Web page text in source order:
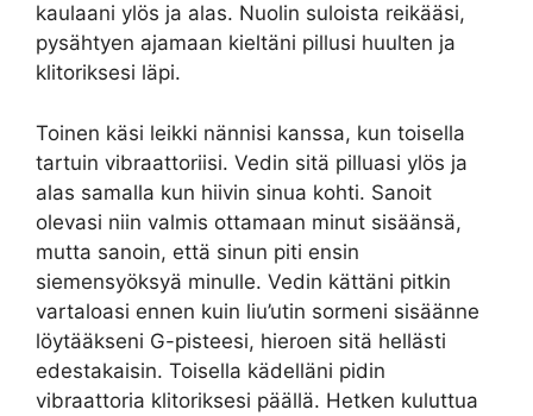
kaulaani ylös ja alas. Nuolin suloista reikääsi,
pysähtyen ajamaan kieltäni pillusi huulten ja
klitoriksesi läpi.
Toinen käsi leikki nännisi kanssa, kun toisella
tartuin vibraattoriisi. Vedin sitä pilluasi ylös ja
alas samalla kun hiivin sinua kohti. Sanoit
olevasi niin valmis ottamaan minut sisäänsä,
mutta sanoin, että sinun piti ensin
siemensyöksyä minulle. Vedin kättäni pitkin
vartaloasi ennen kuin liu’utin sormeni sisäänne
löytääkseni G-pisteesi, hieroen sitä hellästi
edestakaisin. Toisella kädelläni pidin
vibraattoria klitoriksesi päällä. Hetken kuluttua